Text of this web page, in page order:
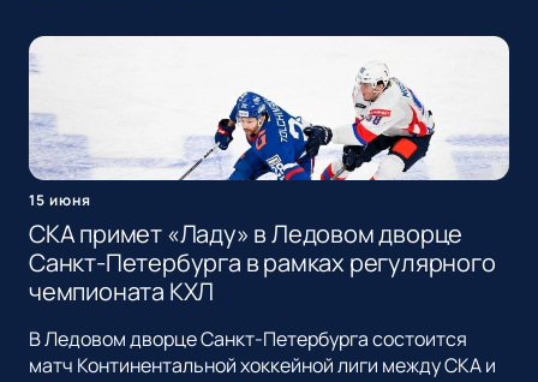
15 июня
СКА примет «Ладу» в Ледовом дворце
Санкт-Петербурга в рамках регулярного
чемпионата КХЛ
В Ледовом дворце Санкт-Петербурга состоится
матч Континентальной хоккейной лиги между СКА и